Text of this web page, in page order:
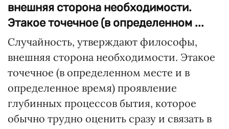
внешняя сторона необходимости.
Этакое точечное (в определенном ...
Случайность, утверждают философы,
внешняя сторона необходимости. Этакое
точечное (в определенном месте и в
определенное время) проявление
глубинных процессов бытия, которое
обычно трудно оценить сразу и связать в